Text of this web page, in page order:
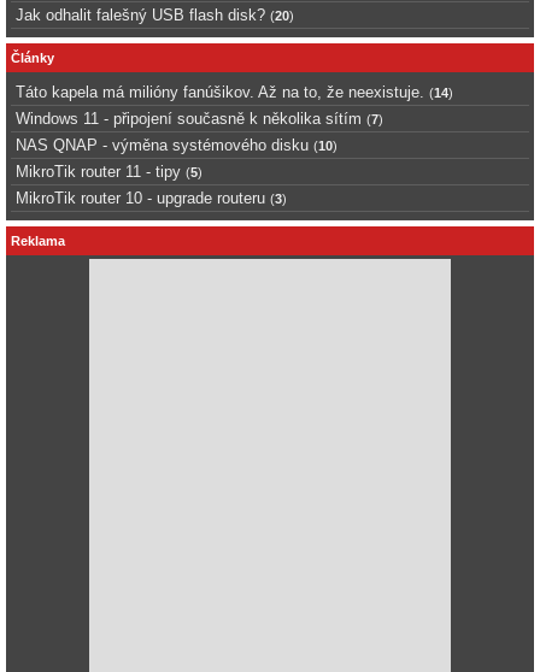
Jak odhalit falešný USB flash disk? (20)
Články
Táto kapela má milióny fanúšikov. Až na to, že neexistuje. (14)
Windows 11 - připojení současně k několika sítím (7)
NAS QNAP - výměna systémového disku (10)
MikroTik router 11 - tipy (5)
MikroTik router 10 - upgrade routeru (3)
Reklama